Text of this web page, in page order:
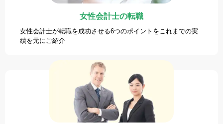
女性会計士の転職
女性会計士が転職を成功させる6つのポイントをこれまでの実
績を元にご紹介